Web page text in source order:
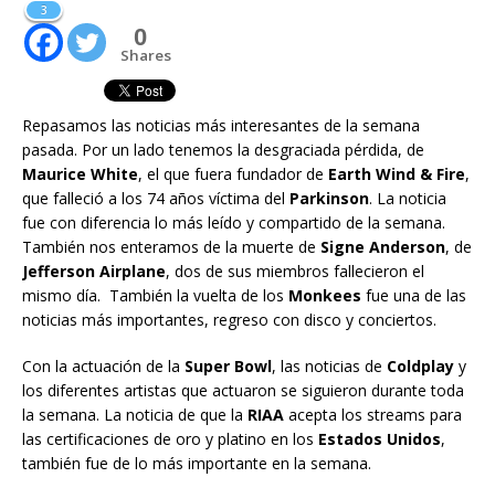
3
0
Shares
Repasamos las noticias más interesantes de la semana
pasada. Por un lado tenemos la desgraciada pérdida, de
Maurice White, el que fuera fundador de Earth Wind & Fire,
que falleció a los 74 años víctima del Parkinson. La noticia
fue con diferencia lo más leído y compartido de la semana.
También nos enteramos de la muerte de Signe Anderson, de
Jefferson Airplane, dos de sus miembros fallecieron el
mismo día. También la vuelta de los Monkees fue una de las
noticias más importantes, regreso con disco y conciertos.
Con la actuación de la Super Bowl, las noticias de Coldplay y
los diferentes artistas que actuaron se siguieron durante toda
la semana. La noticia de que la RIAA acepta los streams para
las certificaciones de oro y platino en los Estados Unidos,
también fue de lo más importante en la semana.